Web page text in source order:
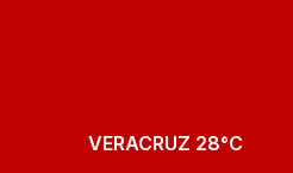
VERACRUZ 28°C